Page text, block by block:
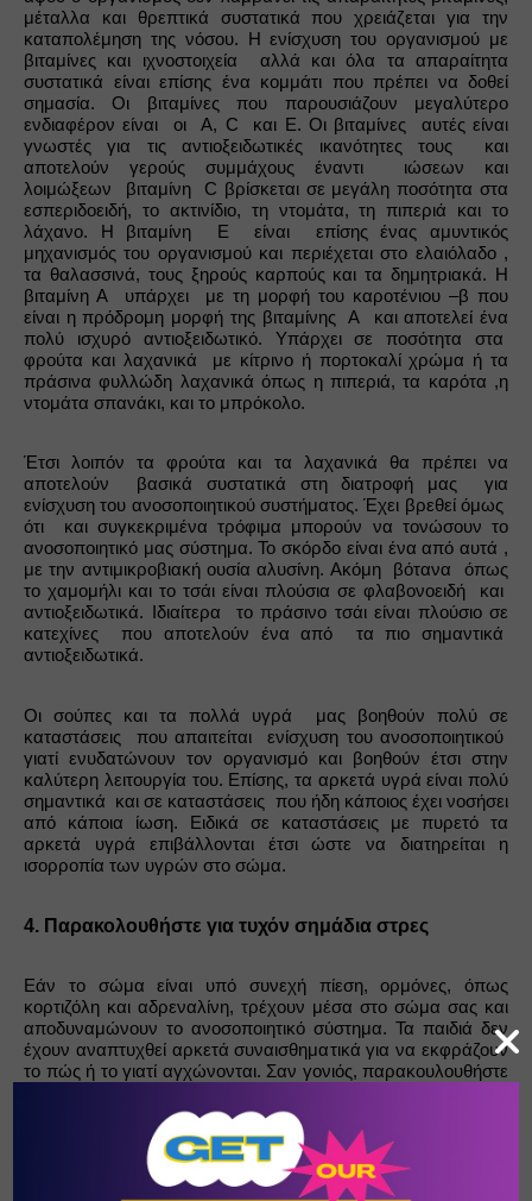
μέταλλα και θρεπτικά συστατικά που χρειάζεται για την
καταπολέμηση της νόσου. Η ενίσχυση του οργανισμού με
βιταμίνες και ιχνοστοιχεία  αλλά και όλα τα απαραίτητα
συστατικά είναι επίσης ένα κομμάτι που πρέπει να δοθεί
σημασία. Οι βιταμίνες που παρουσιάζουν μεγαλύτερο
ενδιαφέρον είναι  οι  A, C  και Ε. Οι βιταμίνες  αυτές είναι
γνωστές για τις αντιοξειδωτικές ικανότητες τους  και
αποτελούν γερούς συμμάχους έναντι  ιώσεων και
λοιμώξεων  βιταμίνη  C βρίσκεται σε μεγάλη ποσότητα στα
εσπεριδοειδή, το ακτινίδιο, τη ντομάτα, τη πιπεριά και το
λάχανο. Η βιταμίνη  Ε  είναι  επίσης ένας αμυντικός
μηχανισμός του οργανισμού και περιέχεται στο ελαιόλαδο ,
τα θαλασσινά, τους ξηρούς καρπούς και τα δημητριακά. Η
βιταμίνη Α  υπάρχει  με τη μορφή του καροτένιου –β που
είναι η πρόδρομη μορφή της βιταμίνης  Α  και αποτελεί ένα
πολύ ισχυρό αντιοξειδωτικό. Υπάρχει σε ποσότητα στα
φρούτα και λαχανικά  με κίτρινο ή πορτοκαλί χρώμα ή τα
πράσινα φυλλώδη λαχανικά όπως η πιπεριά, τα καρότα ,η
ντομάτα σπανάκι, και το μπρόκολο.
Έτσι λοιπόν τα φρούτα και τα λαχανικά θα πρέπει να
αποτελούν  βασικά συστατικά στη διατροφή μας  για
ενίσχυση του ανοσοποιητικού συστήματος. Έχει βρεθεί όμως
ότι  και συγκεκριμένα τρόφιμα μπορούν να τονώσουν το
ανοσοποιητικό μας σύστημα. Το σκόρδο είναι ένα από αυτά ,
με την αντιμικροβιακή ουσία αλυσίνη. Ακόμη  βότανα  όπως
το χαμομήλι και το τσάι είναι πλούσια σε φλαβονοειδή  και
αντιοξειδωτικά. Ιδιαίτερα  το πράσινο τσάι είναι πλούσιο σε
κατεχίνες  που αποτελούν ένα από  τα πιο σημαντικά
αντιοξειδωτικά.
Οι σούπες και τα πολλά υγρά  μας βοηθούν πολύ σε
καταστάσεις  που απαιτείται  ενίσχυση του ανοσοποιητικού
γιατί ενυδατώνουν τον οργανισμό και βοηθούν έτσι στην
καλύτερη λειτουργία του. Επίσης, τα αρκετά υγρά είναι πολύ
σημαντικά  και σε καταστάσεις  που ήδη κάποιος έχει νοσήσει
από κάποια ίωση. Ειδικά σε καταστάσεις με πυρετό τα
αρκετά υγρά επιβάλλονται έτσι ώστε να διατηρείται η
ισορροπία των υγρών στο σώμα.
4. Παρακολουθήστε για τυχόν σημάδια στρες
Εάν το σώμα είναι υπό συνεχή πίεση, ορμόνες, όπως
κορτιζόλη και αδρεναλίνη, τρέχουν μέσα στο σώμα σας και
αποδυναμώνουν το ανοσοποιητικό σύστημα. Τα παιδιά δεν
έχουν αναπτυχθεί αρκετά συναισθηματικά για να εκφράζουν
το πώς ή το γιατί αγχώνονται. Σαν γονιός, παρακουλουθήστε
τις σχολικές του επιδόσεις. Ενώ μπορεί να μην είναι σε θέση
ή να μην θέλει να σας πει εάν κάτι πάει στραβά, το
προσεκτικό σας μάτι θα καταλάβει εάν το παιδί σας έχει
άγχος. Συζητήστε με το παιδί σας, τους δασκάλους του και